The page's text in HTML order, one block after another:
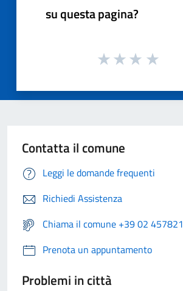
su questa pagina?
Contatta il comune
Leggi le domande frequenti
Richiedi Assistenza
Chiama il comune +39 02 457821
Prenota un appuntamento
Problemi in città